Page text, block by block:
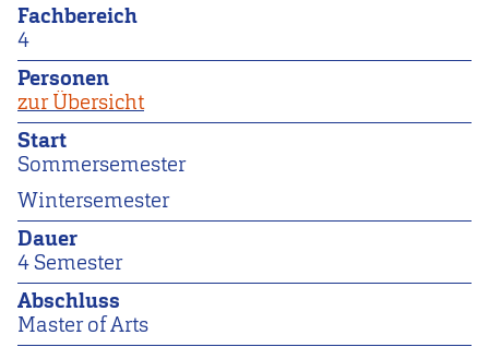
Fachbereich
4
Personen
zur Übersicht
Start
Sommersemester
Wintersemester
Dauer
4 Semester
Abschluss
Master of Arts